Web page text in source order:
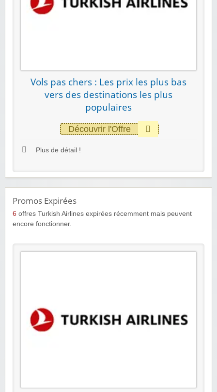
Vols pas chers : Les prix les plus bas
vers des destinations les plus
populaires
Découvrir l'Offre
Plus de détail !
Promos Expirées
6 offres Turkish Airlines expirées récemment mais peuvent
encore fonctionner.